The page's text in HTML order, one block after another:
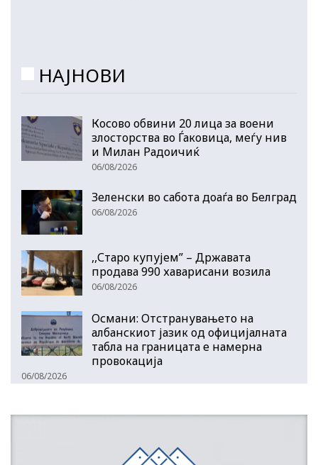
НАЈНОВИ
Косово обвини 20 лица за воени
злосторства во Ѓаковица, меѓу нив
и Милан Радоичиќ
06/08/2026
Зеленски во сабота доаѓа во Белград
06/08/2026
,,Старо купујем” – Државата
продава 990 хаварисани возила
06/08/2026
Османи: Отстранувањето на
албанскиот јазик од официјалната
табла на границата е намерна
провокација
06/08/2026